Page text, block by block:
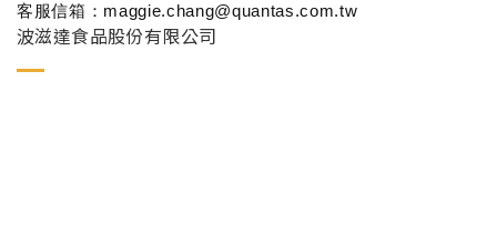
客服信箱：maggie.chang@quantas.com.tw
波滋達食品股份有限公司